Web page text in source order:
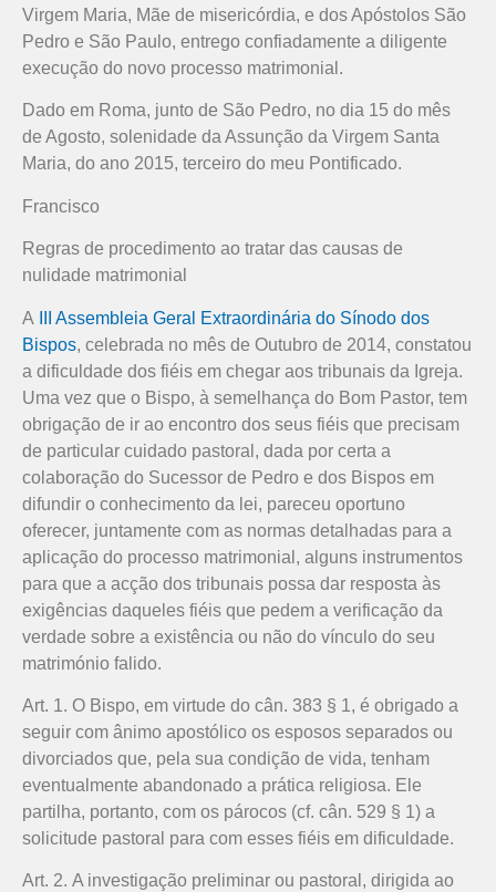
Virgem Maria, Mãe de misericórdia, e dos Apóstolos São
Pedro e São Paulo, entrego confiadamente a diligente
execução do novo processo matrimonial.
Dado em Roma, junto de São Pedro, no dia 15 do mês
de Agosto, solenidade da Assunção da Virgem Santa
Maria, do ano 2015, terceiro do meu Pontificado.
Francisco
Regras de procedimento ao tratar das causas de
nulidade matrimonial
A
III Assembleia Geral Extraordinária do Sínodo dos
Bispos, celebrada no mês de Outubro de 2014, constatou
a dificuldade dos fiéis em chegar aos tribunais da Igreja.
Uma vez que o Bispo, à semelhança do Bom Pastor, tem
obrigação de ir ao encontro dos seus fiéis que precisam
de particular cuidado pastoral, dada por certa a
colaboração do Sucessor de Pedro e dos Bispos em
difundir o conhecimento da lei, pareceu oportuno
oferecer, juntamente com as normas detalhadas para a
aplicação do processo matrimonial, alguns instrumentos
para que a acção dos tribunais possa dar resposta às
exigências daqueles fiéis que pedem a verificação da
verdade sobre a existência ou não do vínculo do seu
matrimónio falido.
Art. 1. O Bispo, em virtude do cân. 383 § 1, é obrigado a
seguir com ânimo apostólico os esposos separados ou
divorciados que, pela sua condição de vida, tenham
eventualmente abandonado a prática religiosa. Ele
partilha, portanto, com os párocos (cf. cân. 529 § 1) a
solicitude pastoral para com esses fiéis em dificuldade.
Art. 2. A investigação preliminar ou pastoral, dirigida ao